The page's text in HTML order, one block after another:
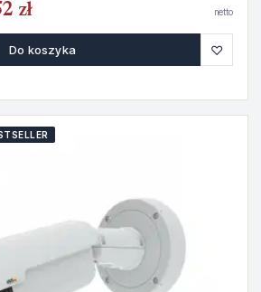
zł netto
Do koszyka ♡